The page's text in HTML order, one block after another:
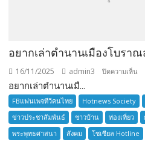
อยากเล่าตำนานเมืองโบรา
16/11/2025 admin3 ปิดความเห็น
เ
ต
เ
โ
อยากเล่าตำนานเมื...
FBแฟนเพจทีวีคนไทย Hotnews Society
ข่าวประชาสัมพันธ์
ชาวบ้าน ท่องเที่ยว
พระพุทธศาสนา
สังคม โซเซียล Hotline